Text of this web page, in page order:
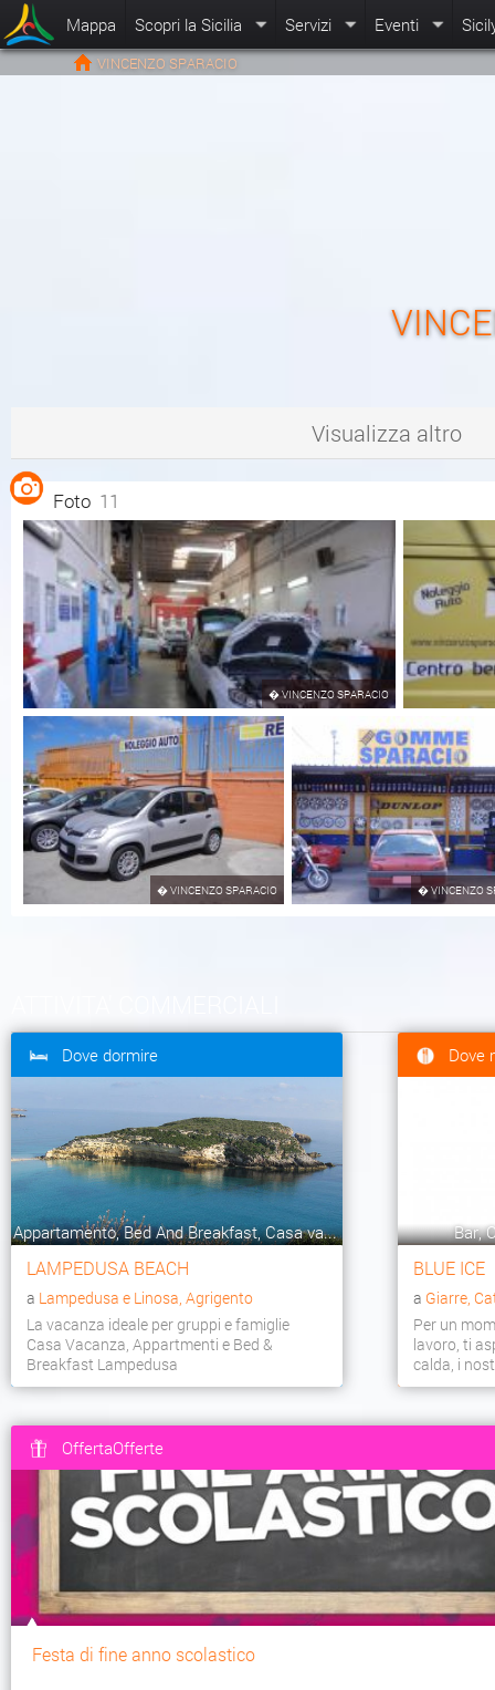
Mappa Scopri la Sicilia Servizi Eventi
VINCENZO SPARACIO
Visualizza altro
Foto 11
�VINCENZO SPARACIO
�VINCENZO SPARACIO �VINCENZO
Dove dormire
Appartamento, Bed And Breakfast, Casa va...
LAMPEDUSA BEACH
a Lampedusa e Linosa, Agrigento
La vacanza ideale per gruppi e famiglie
Casa Vacanza, Appartmenti e Bed &
Breakfast Lampedusa
Dove
Bar,
BLUE ICE
a Giarre,
Per un
lavoro, ti
calda, i
OffertaOfferte
Festa di fine anno scolastico